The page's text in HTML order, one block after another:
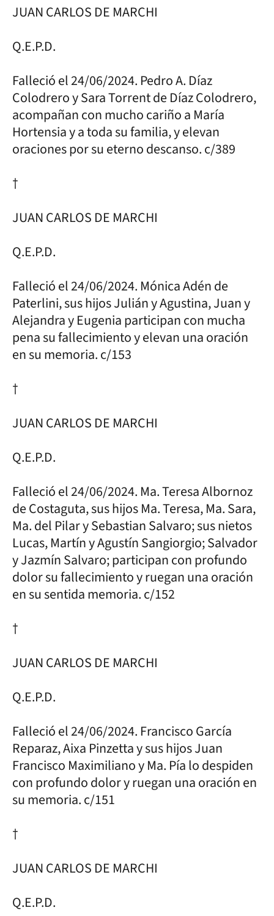
JUAN CARLOS DE MARCHI
Q.E.P.D.
Falleció el 24/06/2024. Pedro A. Díaz
Colodrero y Sara Torrent de Díaz Colodrero,
acompañan con mucho cariño a María
Hortensia y a toda su familia, y elevan
oraciones por su eterno descanso. c/389
†
JUAN CARLOS DE MARCHI
Q.E.P.D.
Falleció el 24/06/2024. Mónica Adén de
Paterlini, sus hijos Julián y Agustina, Juan y
Alejandra y Eugenia participan con mucha
pena su fallecimiento y elevan una oración
en su memoria. c/153
†
JUAN CARLOS DE MARCHI
Q.E.P.D.
Falleció el 24/06/2024. Ma. Teresa Albornoz
de Costaguta, sus hijos Ma. Teresa, Ma. Sara,
Ma. del Pilar y Sebastian Salvaro; sus nietos
Lucas, Martín y Agustín Sangiorgio; Salvador
y Jazmín Salvaro; participan con profundo
dolor su fallecimiento y ruegan una oración
en su sentida memoria. c/152
†
JUAN CARLOS DE MARCHI
Q.E.P.D.
Falleció el 24/06/2024. Francisco García
Reparaz, Aixa Pinzetta y sus hijos Juan
Francisco Maximiliano y Ma. Pía lo despiden
con profundo dolor y ruegan una oración en
su memoria. c/151
†
JUAN CARLOS DE MARCHI
Q.E.P.D.